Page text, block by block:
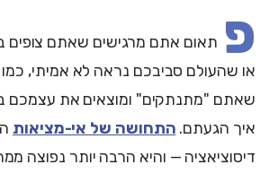
פ תאום אתם מרגישים שאתם צופים
או שהעולם סביבכם נראה לא אמיתי,
שאתם "מתנתקים" ומוצאים את עצמכם
איך הגעתם. התחושה של אי-מציאות
דיסוציאציה — והיא הרבה יותר נפוצה